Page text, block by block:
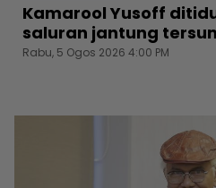
Kamarool Yusoff
saluran jantung
Rabu, 5 Ogos 2026 4:00 PM